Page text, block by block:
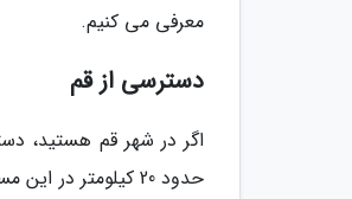
معرفی می کنیم.
دسترسی از قم
اگر در شهر قم هستید،
حدود 20 کیلومتر